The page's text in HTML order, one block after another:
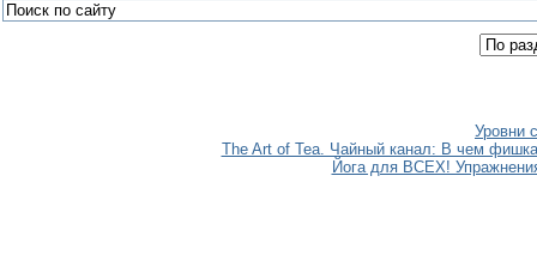
Уровни
The Art of Tea. Чайный канал: В чем
Йога для ВСЕХ!